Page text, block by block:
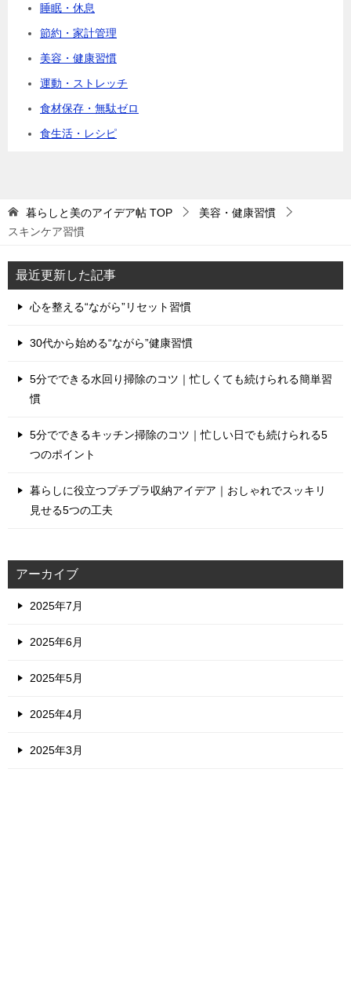
睡眠・休息
節約・家計管理
美容・健康習慣
運動・ストレッチ
食材保存・無駄ゼロ
食生活・レシピ
暮らしと美のアイデア帖 TOP
美容・健康習慣
スキンケア習慣
最近更新した記事
心を整える“ながら”リセット習慣
30代から始める“ながら”健康習慣
5分でできる水回り掃除のコツ｜忙しくても続けられる簡単習
慣
5分でできるキッチン掃除のコツ｜忙しい日でも続けられる5
つのポイント
暮らしに役立つプチプラ収納アイデア｜おしゃれでスッキリ
見せる5つの工夫
アーカイブ
2025年7月
2025年6月
2025年5月
2025年4月
2025年3月